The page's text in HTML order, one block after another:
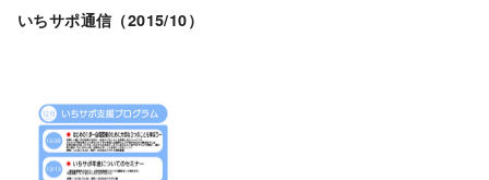
いちサポ通信（2015/10）